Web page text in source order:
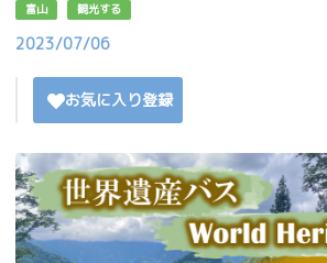
富山 観光する
2023/07/06
お気に入り登録